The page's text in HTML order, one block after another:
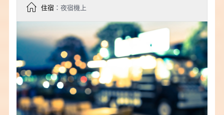
住宿：夜宿機上